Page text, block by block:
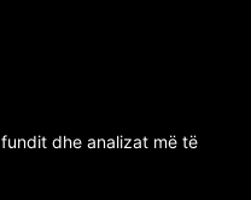
dhe analizat më të